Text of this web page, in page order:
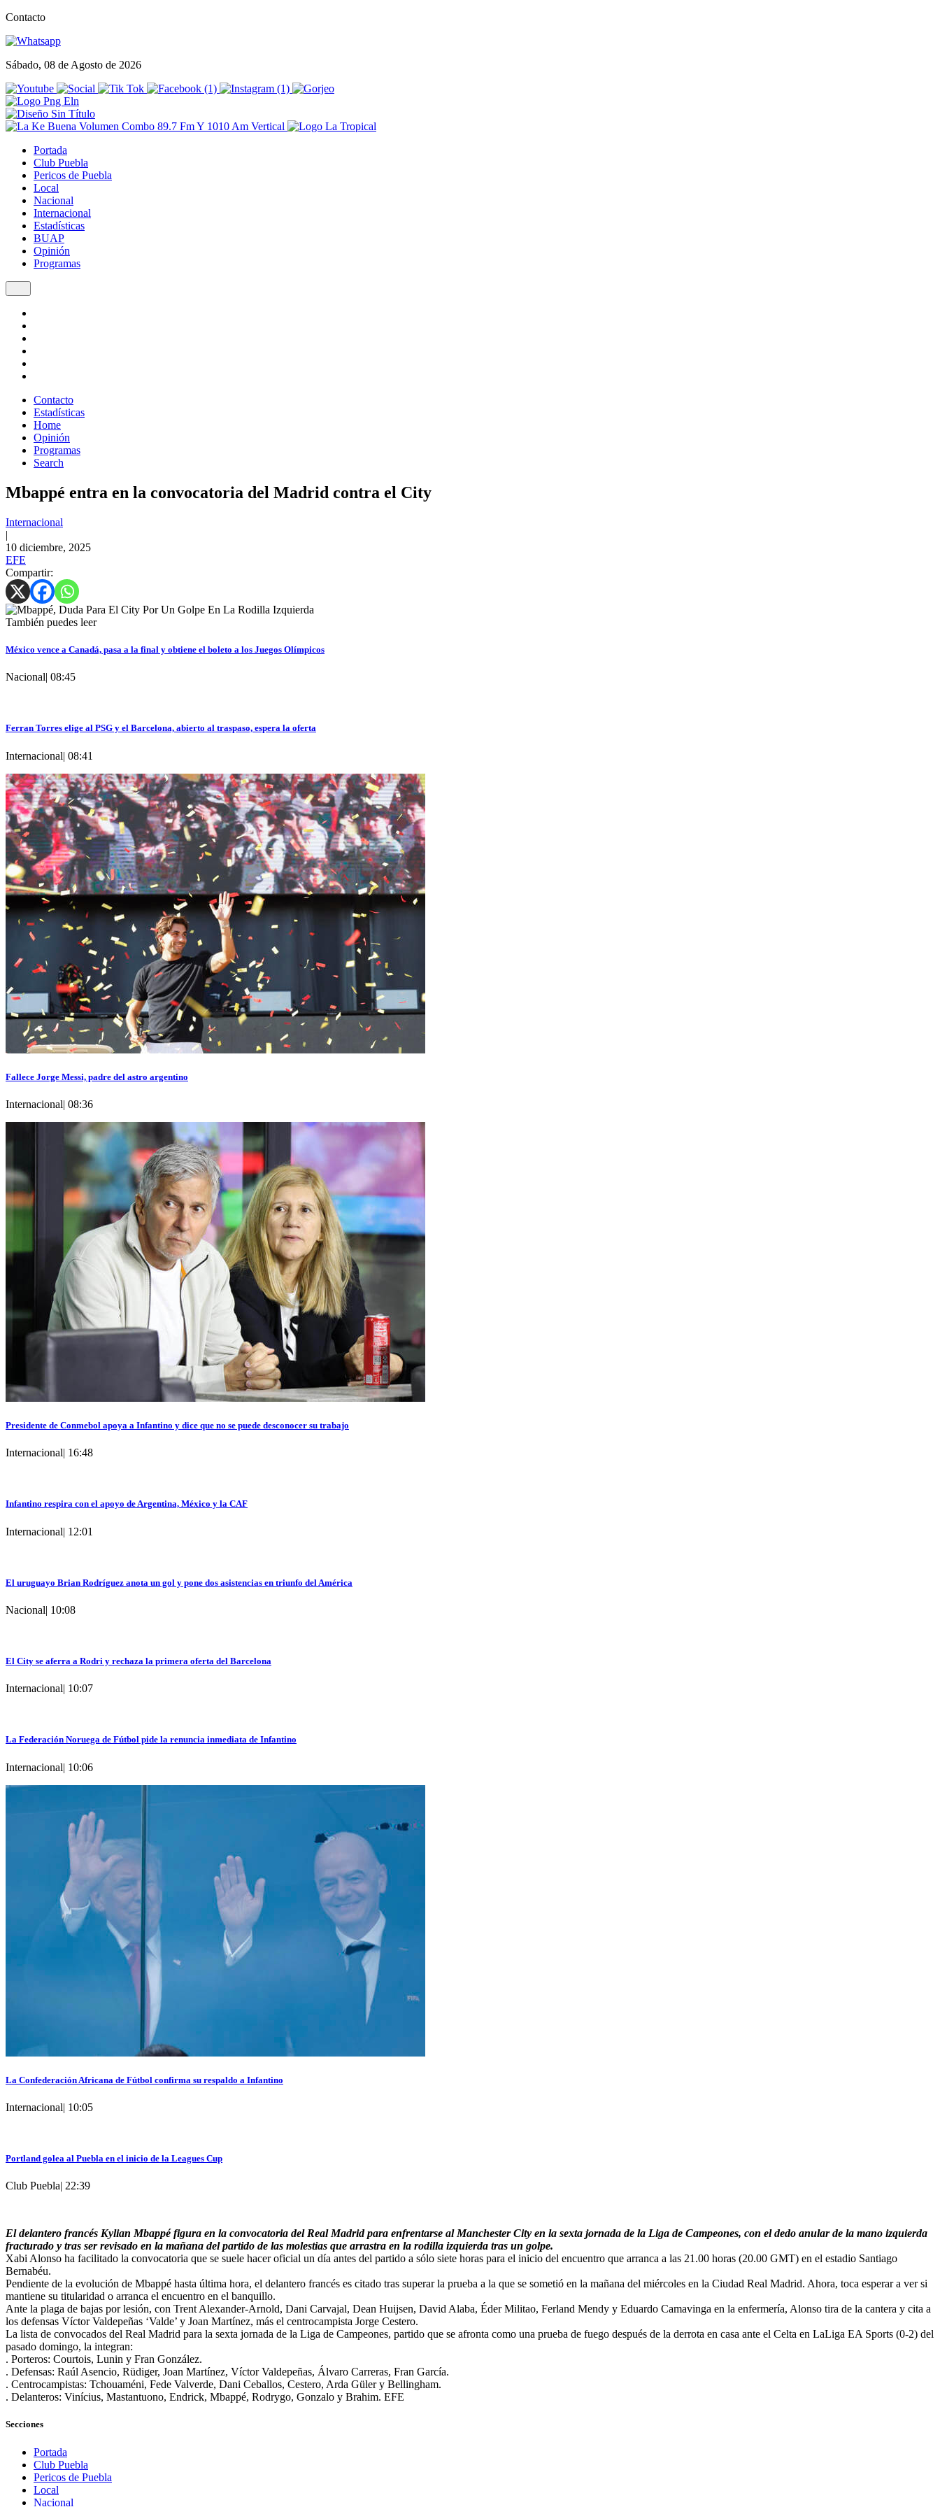
Contacto
Sábado, 08 de Agosto de 2026
Portada
Club Puebla
Pericos de Puebla
Local
Nacional
Internacional
Estadísticas
BUAP
Opinión
Programas
Contacto
Estadísticas
Home
Opinión
Programas
Search
Mbappé entra en la convocatoria del Madrid contra el City
Internacional
|
10 diciembre, 2025
EFE
Compartir:
También puedes leer
México vence a Canadá, pasa a la final y obtiene el boleto a los Juegos Olímpicos
Nacional| 08:45
Ferran Torres elige al PSG y el Barcelona, abierto al traspaso, espera la oferta
Internacional| 08:41
Fallece Jorge Messi, padre del astro argentino
Internacional| 08:36
Presidente de Conmebol apoya a Infantino y dice que no se puede desconocer su trabajo
Internacional| 16:48
Infantino respira con el apoyo de Argentina, México y la CAF
Internacional| 12:01
El uruguayo Brian Rodríguez anota un gol y pone dos asistencias en triunfo del América
Nacional| 10:08
El City se aferra a Rodri y rechaza la primera oferta del Barcelona
Internacional| 10:07
La Federación Noruega de Fútbol pide la renuncia inmediata de Infantino
Internacional| 10:06
La Confederación Africana de Fútbol confirma su respaldo a Infantino
Internacional| 10:05
Portland golea al Puebla en el inicio de la Leagues Cup
Club Puebla| 22:39
El delantero francés Kylian Mbappé figura en la convocatoria del Real Madrid para enfrentarse al Manchester City en la sexta jornada de la Liga de Campeones, con el dedo anular de la mano izquierda
fracturado y tras ser revisado en la mañana del partido de las molestias que arrastra en la rodilla izquierda tras un golpe.
Xabi Alonso ha facilitado la convocatoria que se suele hacer oficial un día antes del partido a sólo siete horas para el inicio del encuentro que arranca a las 21.00 horas (20.00 GMT) en el estadio Santiago
Bernabéu.
Pendiente de la evolución de Mbappé hasta última hora, el delantero francés es citado tras superar la prueba a la que se sometió en la mañana del miércoles en la Ciudad Real Madrid. Ahora, toca esperar a ver si
mantiene su titularidad o arranca el encuentro en el banquillo.
Ante la plaga de bajas por lesión, con Trent Alexander-Arnold, Dani Carvajal, Dean Huijsen, David Alaba, Éder Militao, Ferland Mendy y Eduardo Camavinga en la enfermería, Alonso tira de la cantera y cita a
los defensas Víctor Valdepeñas ‘Valde’ y Joan Martínez, más el centrocampista Jorge Cestero.
La lista de convocados del Real Madrid para la sexta jornada de la Liga de Campeones, partido que se afronta como una prueba de fuego después de la derrota en casa ante el Celta en LaLiga EA Sports (0-2) del
pasado domingo, la integran:
. Porteros: Courtois, Lunin y Fran González.
. Defensas: Raúl Asencio, Rüdiger, Joan Martínez, Víctor Valdepeñas, Álvaro Carreras, Fran García.
. Centrocampistas: Tchouaméni, Fede Valverde, Dani Ceballos, Cestero, Arda Güler y Bellingham.
. Delanteros: Vinícius, Mastantuono, Endrick, Mbappé, Rodrygo, Gonzalo y Brahim. EFE
Secciones
Portada
Club Puebla
Pericos de Puebla
Local
Nacional